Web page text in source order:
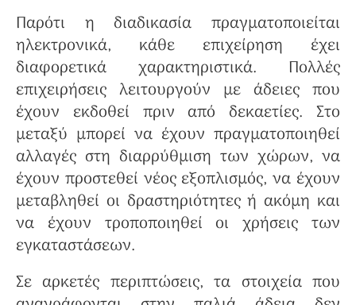
Παρότι η διαδικασία πραγματοποιείται
ηλεκτρονικά, κάθε επιχείρηση έχει
διαφορετικά χαρακτηριστικά. Πολλές
επιχειρήσεις λειτουργούν με άδειες που
έχουν εκδοθεί πριν από δεκαετίες. Στο
μεταξύ μπορεί να έχουν πραγματοποιηθεί
αλλαγές στη διαρρύθμιση των χώρων, να
έχουν προστεθεί νέος εξοπλισμός, να έχουν
μεταβληθεί οι δραστηριότητες ή ακόμη και
να έχουν τροποποιηθεί οι χρήσεις των
εγκαταστάσεων.
Σε αρκετές περιπτώσεις, τα στοιχεία που